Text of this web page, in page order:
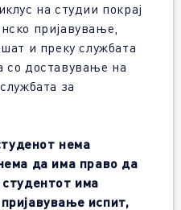
на студии покрај
пријавување,
и преку службата
со доставување на
за
нема
да има право да
има
испит,